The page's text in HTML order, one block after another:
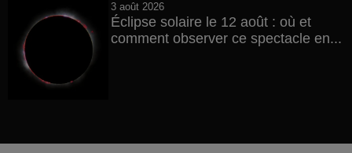
3 août 2026
Éclipse solaire le 12 août : où et
comment observer ce spectacle en...